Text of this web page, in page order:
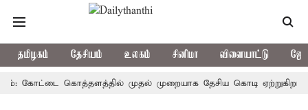
தமிழகம் தேசியம் உலகம் சினிமா விளையாட்டு
கொத்தளத்தில் முதல் முறையாக தேசிய கொடி ஏற்றுகிறார்,